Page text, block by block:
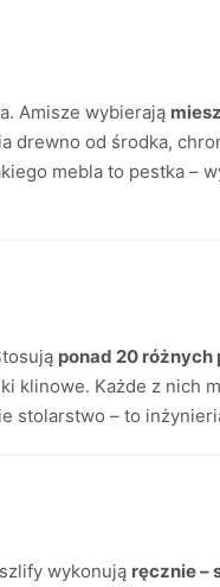
Amisze wybierają
drewno od środka,
mebla to pestka –
ponad 20 różnych
klinowe. Każde z nich
stolarstwo – to
wykonują ręcznie –